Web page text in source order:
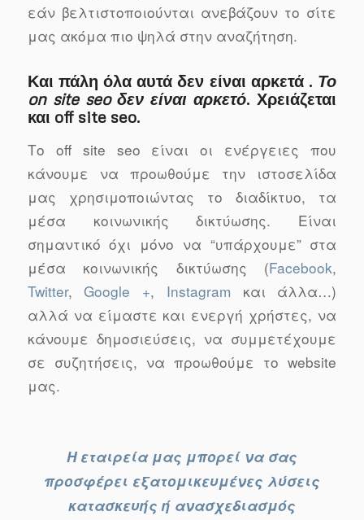
εάν βελτιστοποιούνται ανεβάζουν το σίτε
μας ακόμα πιο ψηλά στην αναζήτηση.
Και πάλη όλα αυτά δεν είναι αρκετά . Το
on site seo δεν είναι αρκετό. Χρειάζεται
και off site seo.
Το off site seo είναι οι ενέργειες που
κάνουμε να προωθούμε την ιστοσελίδα
μας χρησιμοποιώντας το διαδίκτυο, τα
μέσα κοινωνικής δικτύωσης. Είναι
σημαντικό όχι μόνο να “υπάρχουμε” στα
μέσα κοινωνικής δικτύωσης (Facebook,
Twitter, Google +, Instagram και άλλα…)
αλλά να είμαστε και ενεργή χρήστες, να
κάνουμε δημοσιεύσεις, να συμμετέχουμε
σε συζητήσεις, να προωθούμε το website
μας.
Η εταιρεία μας μπορεί να σας
προσφέρει εξατομικευμένες λύσεις
κατασκευής ή ανασχεδιασμός